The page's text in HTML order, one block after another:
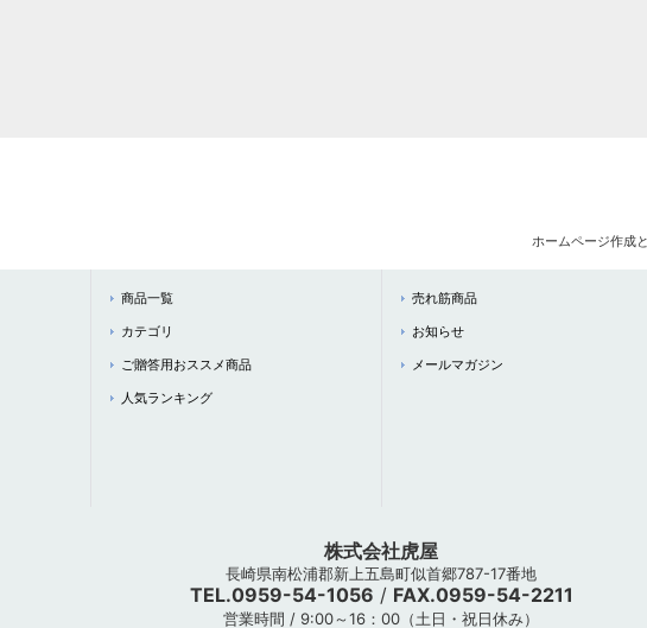
ホームページ作成
商品一覧
カテゴリ
ご贈答用おススメ商品
人気ランキング
売れ筋商品
お知らせ
メールマガジン
株式会社虎屋
長崎県南松浦郡新上五島町似首郷787-17番地
TEL.0959-54-1056 / FAX.0959-54-2211
営業時間 / 9:00～16：00（土日・祝日休み）